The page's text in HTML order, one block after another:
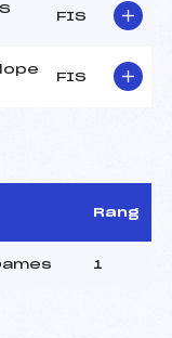
FIS
FIS
Rang
1